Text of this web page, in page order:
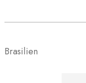
Brasilien